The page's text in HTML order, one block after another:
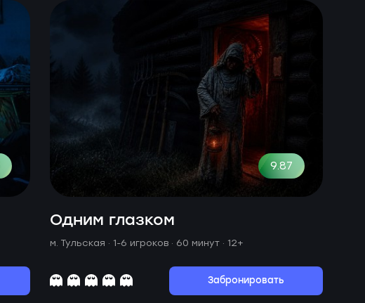
9.87
Одним глазком
м. Тульская · 1-6 игроков · 60 минут · 12+
Забронировать